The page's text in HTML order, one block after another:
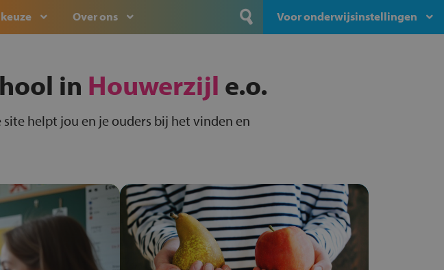
Over ons Voor onderwijsinstellingen
in Houwerzijl e.o.
helpt jou en je ouders bij het vinden en